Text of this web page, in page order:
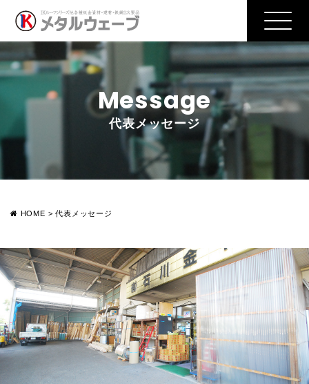
Message
代表メッセージ
HOME >代表メッセージ